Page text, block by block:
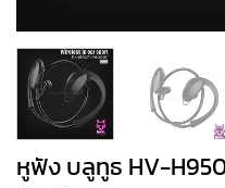
หูฟัง บลูทูธ HV-